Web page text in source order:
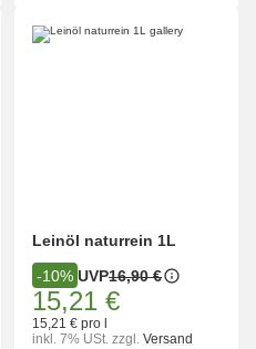
Leinöl naturrein 1L
-10% UVP16,90 €
15,21 €
15,21 € pro l
inkl. 7% USt. zzgl. Versand